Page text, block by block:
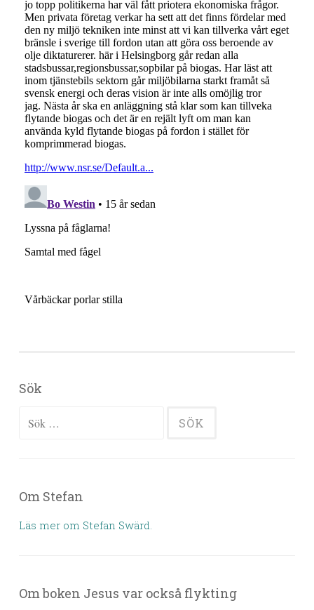
Sök
Sök efter:
Om Stefan
Läs mer om Stefan Swärd.
Om boken Jesus var också flykting